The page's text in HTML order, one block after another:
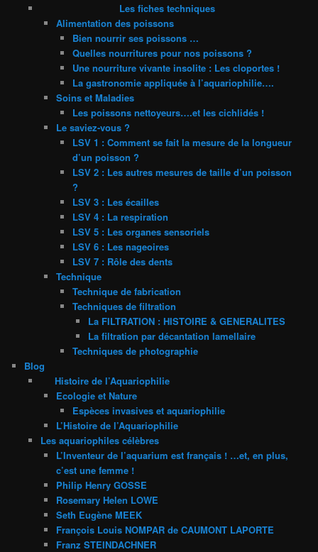
Les fiches techniques
Alimentation des poissons
Bien nourrir ses poissons …
Quelles nourritures pour nos poissons ?
Une nourriture vivante insolite : Les cloportes !
La gastronomie appliquée à l’aquariophilie….
Soins et Maladies
Les poissons nettoyeurs….et les cichlidés !
Le saviez-vous ?
LSV 1 : Comment se fait la mesure de la longueur
d’un poisson ?
LSV 2 : Les autres mesures de taille d’un poisson
?
LSV 3 : Les écailles
LSV 4 : La respiration
LSV 5 : Les organes sensoriels
LSV 6 : Les nageoires
LSV 7 : Rôle des dents
Technique
Technique de fabrication
Techniques de filtration
La FILTRATION : HISTOIRE & GENERALITES
La filtration par décantation lamellaire
Techniques de photographie
Blog
Histoire de l’Aquariophilie
Ecologie et Nature
Espèces invasives et aquariophilie
L’Histoire de l’Aquariophilie
Les aquariophiles célèbres
L’Inventeur de l’aquarium est français ! …et, en plus,
c’est une femme !
Philip Henry GOSSE
Rosemary Helen LOWE
Seth Eugène MEEK
François Louis NOMPAR de CAUMONT LAPORTE
Franz STEINDACHNER